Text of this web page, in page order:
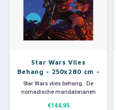
Star Wars Vlies
Behang - 250x280 cm -
Mandalorian Big
Ambush
Star Wars vlies behang. De
nomadische mandalorianen
€144,95